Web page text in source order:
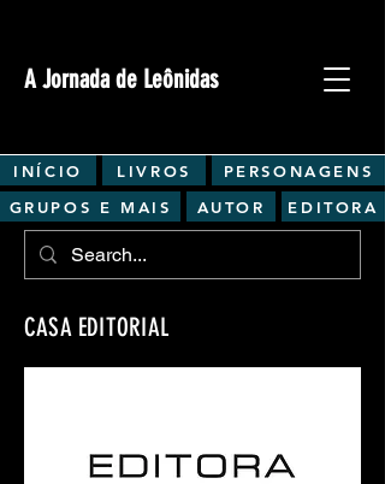
A Jornada de Leônidas
INÍCIO LIVROS
PERSONAGENS
GRUPOS E MAIS
AUTOR EDITORA
CASA EDITORIAL